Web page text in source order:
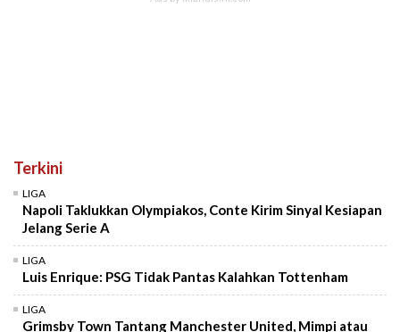
Terkini
LIGA
Napoli Taklukkan Olympiakos, Conte Kirim Sinyal Kesiapan
Jelang Serie A
LIGA
Luis Enrique: PSG Tidak Pantas Kalahkan Tottenham
LIGA
Grimsby Town Tantang Manchester United, Mimpi atau